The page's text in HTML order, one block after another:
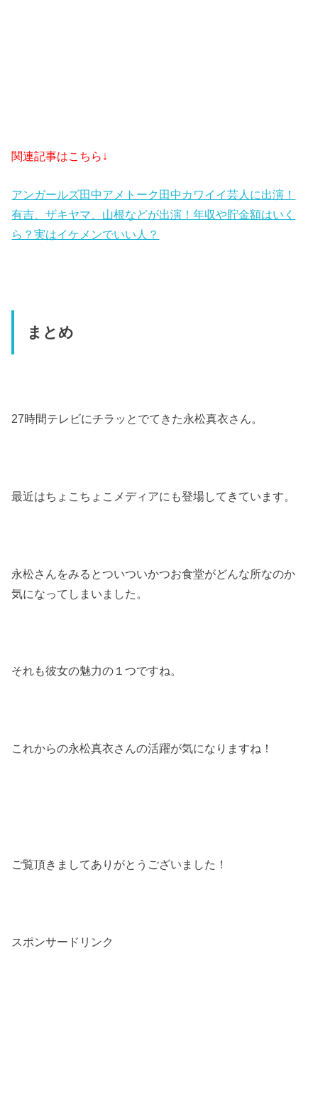
関連記事はこちら↓
アンガールズ田中アメトーク田中カワイイ芸人に出演！
有吉、ザキヤマ、山根などが出演！年収や貯金額はいく
ら？実はイケメンでいい人？
まとめ
27時間テレビにチラッとでてきた永松真衣さん。
最近はちょこちょこメディアにも登場してきています。
永松さんをみるとついついかつお食堂がどんな所なのか
気になってしまいました。
それも彼女の魅力の１つですね。
これからの永松真衣さんの活躍が気になりますね！
ご覧頂きましてありがとうございました！
スポンサードリンク